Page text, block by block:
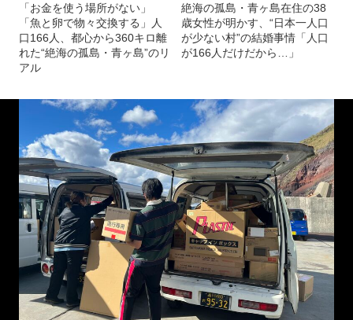
「お金を使う場所がない」
「魚と卵で物々交換する」人
口166人、都心から360キロ離
れた“絶海の孤島・青ヶ島”のリ
アル
絶海の孤島・青ヶ島在住の38
歳女性が明かす、“日本一人口
が少ない村”の結婚事情「人口
が166人だけだから…」